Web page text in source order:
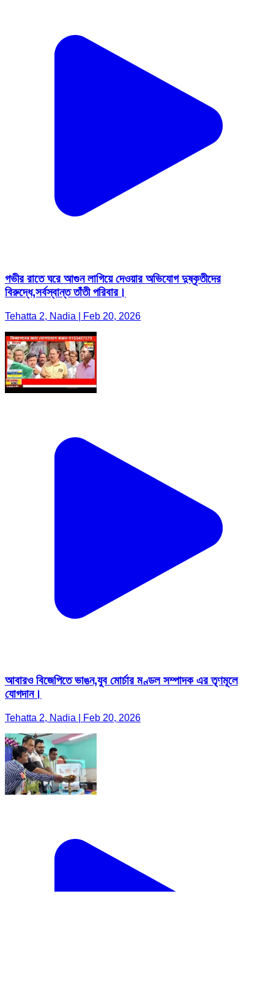
গভীর রাতে ঘরে আগুন লাগিয়ে দেওয়ার অভিযোগ দুষ্কৃতীদের
বিরুদ্ধে,সর্বস্বান্ত তাঁতী পরিবার।
Tehatta 2, Nadia | Feb 20, 2026
আবারও বিজেপিতে ভাঙন,যুব মোর্চার মণ্ডল সম্পাদক এর তৃণমূলে
যোগদান।
Tehatta 2, Nadia | Feb 20, 2026